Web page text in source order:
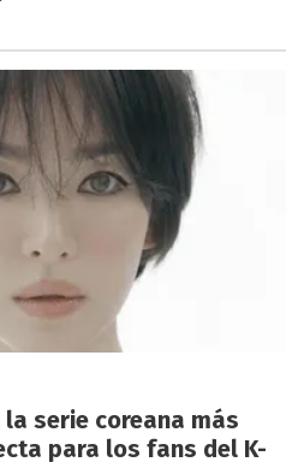
serie coreana más
para los fans del K-